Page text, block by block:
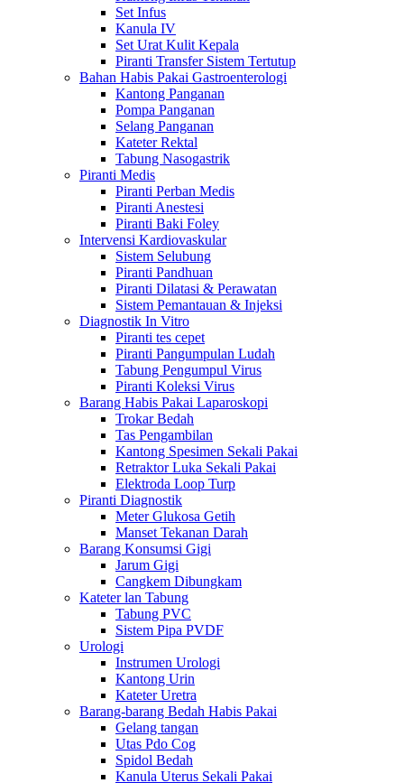
Set Infus
Kanula IV
Set Urat Kulit Kepala
Piranti Transfer Sistem Tertutup
Bahan Habis Pakai Gastroenterologi
Kantong Panganan
Pompa Panganan
Selang Panganan
Kateter Rektal
Tabung Nasogastrik
Piranti Medis
Piranti Perban Medis
Piranti Anestesi
Piranti Baki Foley
Intervensi Kardiovaskular
Sistem Selubung
Piranti Pandhuan
Piranti Dilatasi & Perawatan
Sistem Pemantauan & Injeksi
Diagnostik In Vitro
Piranti tes cepet
Piranti Pangumpulan Ludah
Tabung Pengumpul Virus
Piranti Koleksi Virus
Barang Habis Pakai Laparoskopi
Trokar Bedah
Tas Pengambilan
Kantong Spesimen Sekali Pakai
Retraktor Luka Sekali Pakai
Elektroda Loop Turp
Piranti Diagnostik
Meter Glukosa Getih
Manset Tekanan Darah
Barang Konsumsi Gigi
Jarum Gigi
Cangkem Dibungkam
Kateter lan Tabung
Tabung PVC
Sistem Pipa PVDF
Urologi
Instrumen Urologi
Kantong Urin
Kateter Uretra
Barang-barang Bedah Habis Pakai
Gelang tangan
Utas Pdo Cog
Spidol Bedah
Kanula Uterus Sekali Pakai